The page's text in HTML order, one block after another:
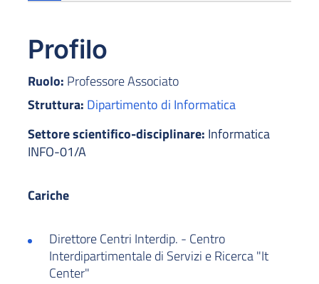
Profilo
Ruolo: Professore Associato
Struttura: Dipartimento di Informatica
Settore scientifico-disciplinare: Informatica
INFO-01/A
Cariche
Direttore Centri Interdip. - Centro
Interdipartimentale di Servizi e Ricerca "It
Center"